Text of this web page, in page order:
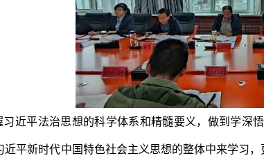
近平法治思想的科学体系和精髓要义，做到学深
平新时代中国特色社会主义思想的整体中来学习